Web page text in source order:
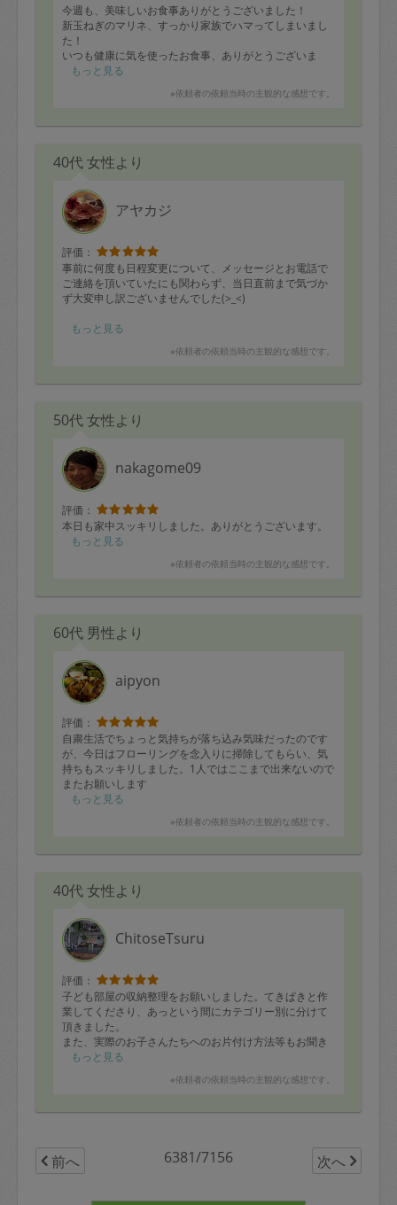
今週も、美味しいお食事ありがとうございました！
新玉ねぎのマリネ、すっかり家族でハマってしまいまし
た！
いつも健康に気を使ったお食事、ありがとうございま
す！もっと見る
※依頼者の依頼当時の主観的な感想です。
40代 女性より
アヤカジ
評価：
事前に何度も日程変更について、メッセージとお電話で
ご連絡を頂いていたにも関わらず、当日直前まで気づか
ず大変申し訳ございませんでした(>_<)
当日も体調が万全でない中、お願いしたとおりに作業を
カジさんのページを必ず確認したいと思います。
本日も、家中をピカピカにして頂き誠にありがとうござ
もっと見る
※依頼者の依頼当時の主観的な感想です。
50代 女性より
nakagome09
評価：
本日も家中スッキリしました。ありがとうございます。
もっと見る
※依頼者の依頼当時の主観的な感想です。
60代 男性より
aipyon
評価：
自粛生活でちょっと気持ちが落ち込み気味だったのです
が、今日はフローリングを念入りに掃除してもらい、気
持ちもスッキリしました。1人ではここまで出来ないので
またお願いします
もっと見る
※依頼者の依頼当時の主観的な感想です。
40代 女性より
ChitoseTsuru
評価：
子ども部屋の収納整理をお願いしました。てきぱきと作
業してくださり、あっという間にカテゴリー別に分けて
頂きました。
また、実際のお子さんたちへのお片付け方法等もお聞き
することができてうちでも取り入れてみようと思いまし
本日はどうもありがとうございました！
もっと見る
※依頼者の依頼当時の主観的な感想です。
前へ 6381/7156 次へ